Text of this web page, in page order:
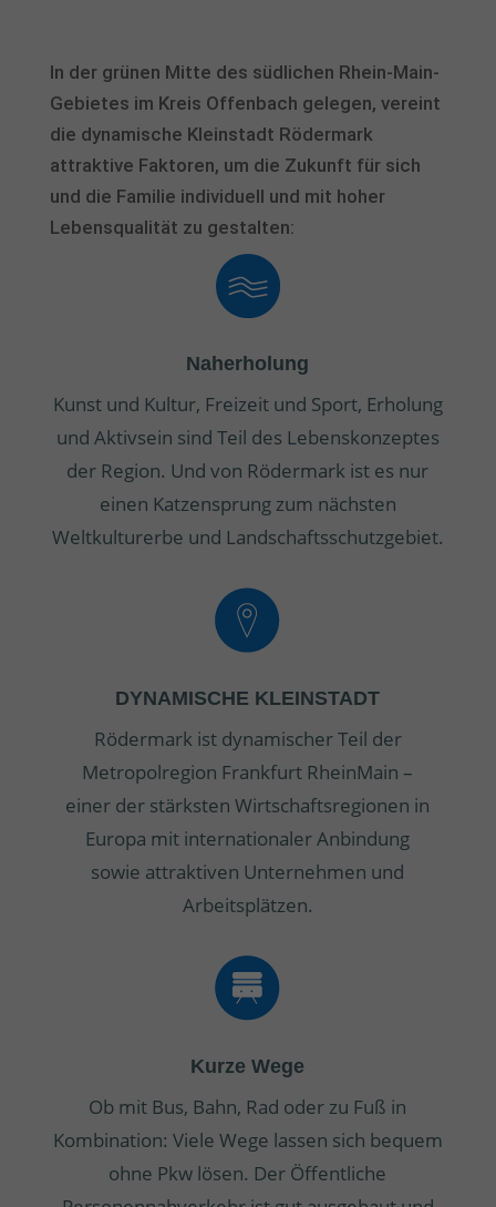
In der grünen Mitte des südlichen Rhein-Main-
Gebietes im Kreis Offenbach gelegen, vereint
die dynamische Kleinstadt Rödermark
attraktive Faktoren, um die Zukunft für sich
und die Familie individuell und mit hoher
Lebensqualität zu gestalten:
Naherholung
Kunst und Kultur, Freizeit und Sport, Erholung
und Aktivsein sind Teil des Lebenskonzeptes
der Region. Und von Rödermark ist es nur
einen Katzensprung zum nächsten
Weltkulturerbe und Landschaftsschutzgebiet.
DYNAMISCHE KLEINSTADT
Rödermark ist dynamischer Teil der
Metropolregion Frankfurt RheinMain –
einer der stärksten Wirtschaftsregionen in
Europa mit internationaler Anbindung
sowie attraktiven Unternehmen und
Arbeitsplätzen.
Kurze Wege
Ob mit Bus, Bahn, Rad oder zu Fuß in
Kombination: Viele Wege lassen sich bequem
ohne Pkw lösen. Der Öffentliche